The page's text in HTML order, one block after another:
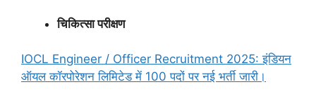
चिकित्सा परीक्षण
IOCL Engineer / Officer Recruitment 2025: इंडियन
ऑयल कॉरपोरेशन लिमिटेड में 100 पदों पर नई भर्ती जारी।